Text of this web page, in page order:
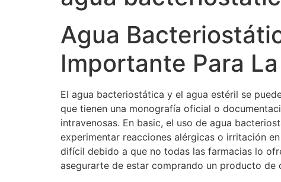
Agua
Importante Para
El agua bacteriostática y el agua estéril se
que tienen una monografía oficial o
intravenosas. En basic, el uso de agua
experimentar reacciones alérgicas o irritación
difícil debido a que no todas las farmacias lo
asegurarte de estar comprando un producto de